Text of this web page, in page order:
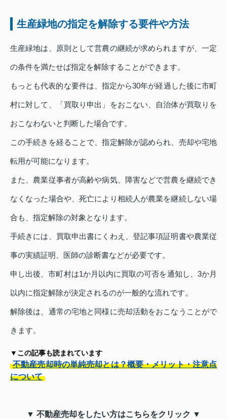
生産緑地の指定を解除する要件や方法
生産緑地は、原則として営農の継続が求められますが、一定
の条件を満たせば指定を解除することができます。
もっとも代表的な要件は、指定から30年が経過した後に市町
村に対して、「買取り申出」をおこない、自治体が買取りを
おこなわないと判断した場合です。
この手続きを経ることで、指定解除が認められ、売却や宅地
転用が可能になります。
また、農業従事者が高齢や病気、障害などで営農を継続でき
なくなった場合や、死亡により相続人が農業を継続しない場
合も、指定解除の対象となります。
手続きには、買取申出書にくわえ、登記事項証明書や農業従
事の実績証明、医師の診断書などが必要です。
申し出後、市町村は1か月以内に買取の可否を通知し、3か月
以内に指定解除が決定されるのが一般的な流れです。
解除後は、通常の宅地と同様に売却活動をおこなうことがで
きます。
▼この記事も読まれています
不動産売却時の単純売却とは？概要・メリット・注意点
について
▼ 不動産売却をしたい方はこちらをクリック ▼